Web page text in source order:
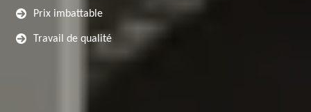
Prix imbattable
Travail de qualité